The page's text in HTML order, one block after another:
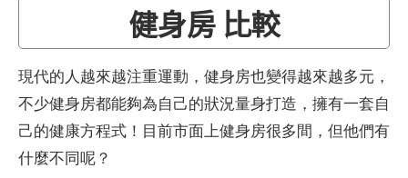
健身房 比較
現代的人越來越注重運動，健身房也變得越來越多元，
不少健身房都能夠為自己的狀況量身打造，擁有一套自
己的健康方程式！目前市面上健身房很多間，但他們有
什麼不同呢？